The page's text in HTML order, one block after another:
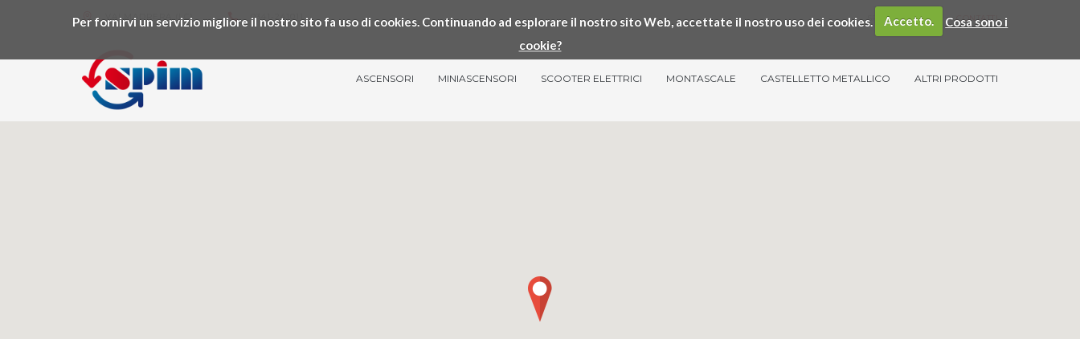
Per fornirvi un servizio migliore il nostro sito fa uso di cookies. Continuando ad esplorare il nostro sito Web, accettate il nostro uso dei cookies. Accetto.
Cosa sono i
cookie?
VALMADRERA (LC) 0341-241011 SPIM SERVIZI CONTATTI
ASCENSORI MINIASCENSORI SCOOTER ELETTRICI MONTASCALE CASTELLETTO METALLICO ALTRI PRODOTTI